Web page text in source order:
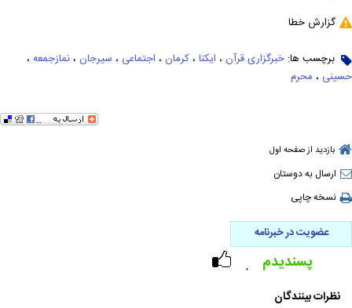
گزارش خطا
برچسب ها: خبرگزاری قرآن ، ایکنا ، کرمان ، اجتماعی ، سیرجان ، نمازجمعه ،
حسینی ، محرم
بازدید از صفحه اول
ارسال به دوستان
نسخه چاپی
عضویت در خبرنامه
۰ پسندیدم
نظرات بینندگان